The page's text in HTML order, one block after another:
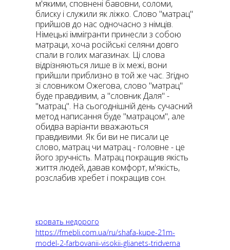
м'якими, сповнені бавовни, соломи,
блиску і служили як ліжко. Слово "матрац"
прийшов до нас одночасно з німців.
Німецькі іммігранти принесли з собою
матраци, хоча російські селяни довго
спали в голих магазинах. Ці слова
відрізняються лише в їх межі, вони
прийшли приблизно в той же час. Згідно
зі словником Ожегова, слово "матрац"
буде правдивим, а "словник Даля" -
"матрац". На сьогоднішній день сучасний
метод написання буде "матрацом", але
обидва варіанти вважаються
правдивими. Як би ви не писали це
слово, матрац чи матрац - головне - це
його зручність. Матрац покращив якість
життя людей, давав комфорт, м'якість,
розслабив хребет і покращив сон.
кровать недорого
https://fmebli.com.ua/ru/shafa-kupe-21m-
model-2-farbovanii-visokii-glianets-tridverna